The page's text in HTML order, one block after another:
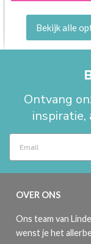
Bekijk alle
Ontvang
inspiratie,
OVER ONS
Ons team van
wenst je het